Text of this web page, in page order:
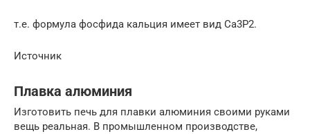
т.е. формула фосфида кальция имеет вид Ca3P2.
Источник
Плавка алюминия
Изготовить печь для плавки алюминия своими руками
вещь реальная. В промышленном производстве,